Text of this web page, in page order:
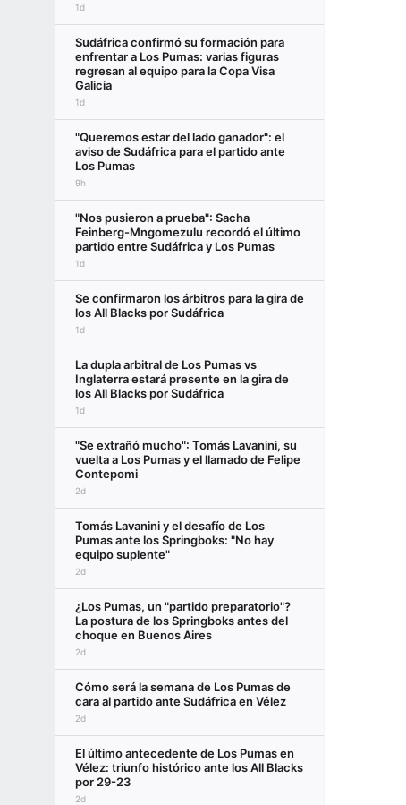
1d
Sudáfrica confirmó su formación para
enfrentar a Los Pumas: varias figuras
regresan al equipo para la Copa Visa
Galicia
1d
"Queremos estar del lado ganador": el
aviso de Sudáfrica para el partido ante
Los Pumas
9h
"Nos pusieron a prueba": Sacha
Feinberg-Mngomezulu recordó el último
partido entre Sudáfrica y Los Pumas
1d
Se confirmaron los árbitros para la gira de
los All Blacks por Sudáfrica
1d
La dupla arbitral de Los Pumas vs
Inglaterra estará presente en la gira de
los All Blacks por Sudáfrica
1d
"Se extrañó mucho": Tomás Lavanini, su
vuelta a Los Pumas y el llamado de Felipe
Contepomi
2d
Tomás Lavanini y el desafío de Los
Pumas ante los Springboks: "No hay
equipo suplente"
2d
¿Los Pumas, un "partido preparatorio"?
La postura de los Springboks antes del
choque en Buenos Aires
2d
Cómo será la semana de Los Pumas de
cara al partido ante Sudáfrica en Vélez
2d
El último antecedente de Los Pumas en
Vélez: triunfo histórico ante los All Blacks
por 29-23
2d